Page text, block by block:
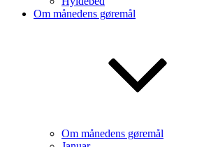
Om månedens gøremål
Om månedens gøremål